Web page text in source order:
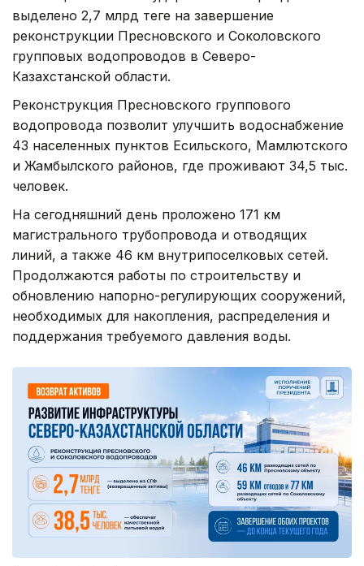
выделено 2,7 млрд теңге на завершение
реконструкции Пресновского и Соколовского
групповых водопроводов в Северо-
Казахстанской области.
Реконструкция Пресновского группового
водопровода позволит улучшить водоснабжение
43 населенных пунктов Есильского, Мамлютского
и Жамбылского районов, где проживают 34,5 тыс.
человек.
На сегодняшний день проложено 171 км
магистрального трубопровода и отводящих
линий, а также 46 км внутрипоселковых сетей.
Продолжаются работы по строительству и
обновлению напорно-регулирующих сооружений,
необходимых для накопления, распределения и
поддержания требуемого давления воды.